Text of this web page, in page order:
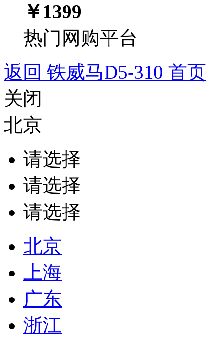
￥ 1399
热门网购平台
返回 铁威马D5-310 首页
关闭
北京
请选择
请选择
请选择
北京
上海
广东
浙江